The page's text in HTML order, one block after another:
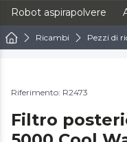
Robot aspirapolvere
Ricambi Pezzi di
Riferimento: R2473
Filtro